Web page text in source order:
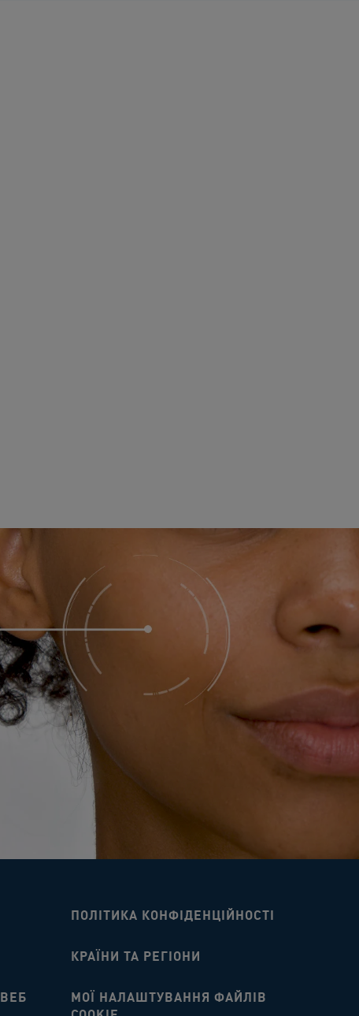
ПОЛІТИКА КОНФІДЕНЦІЙНОСТІ
КРАЇНИ ТА РЕГІОНИ
МОЇ НАЛАШТУВАННЯ ФАЙЛІВ